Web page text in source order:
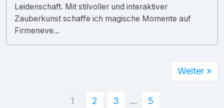
Leidenschaft. Mit stilvoller und interaktiver
Zauberkunst schaffe ich magische Momente auf
Firmeneve...
1 2 3 … 5
Weiter »